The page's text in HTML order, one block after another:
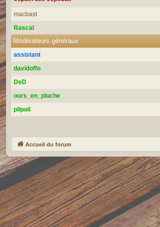
macbast
Rascal
Modérateurs généraux
assistant
davidoffo
DeD
ours_en_pluche
pilpoil
Accueil du forum